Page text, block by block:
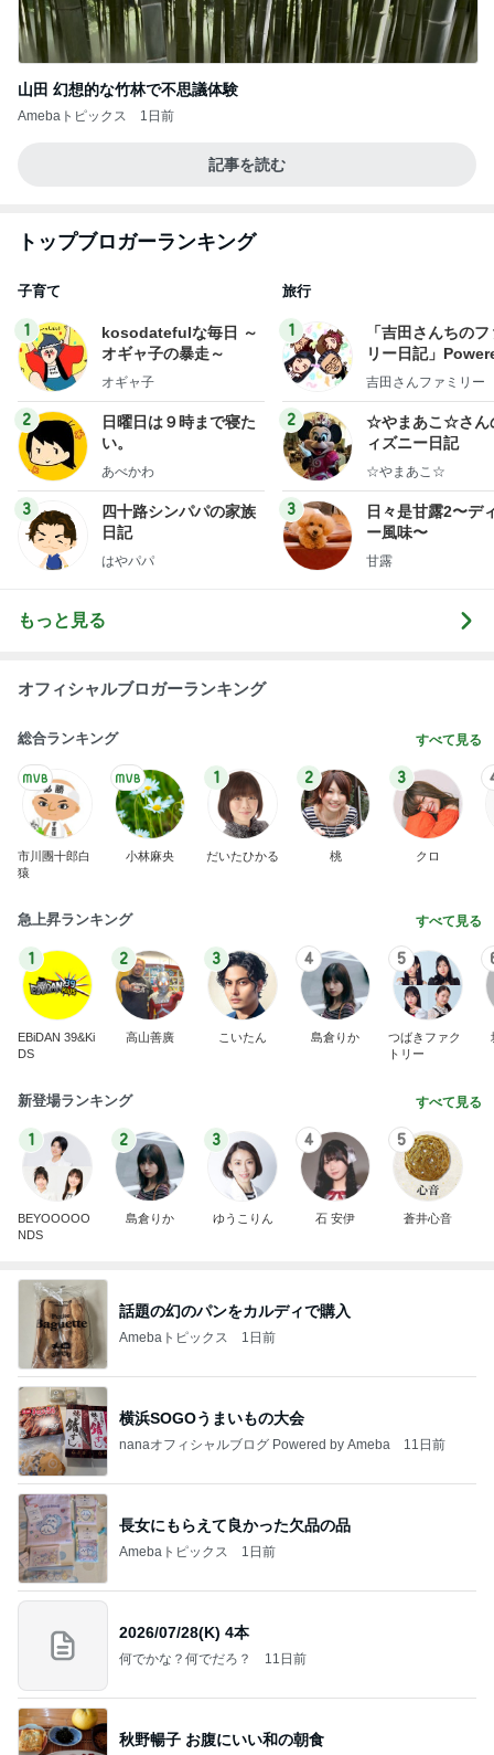
山田 幻想的な竹林で不思議体験
Amebaトピックス 1日前
記事を読む
トップブロガーランキング
子育て
1
kosodatefulな毎日 ～
オギャ子の暴走～
オギャ子
2
日曜日は９時まで寝た
い。
あべかわ
3
四十路シンパパの家族
日記
はやパパ
旅行
1
「吉田さんちの
リー日記」
y Ameba 吉田さ
ログ
吉田さんファミリー
2
☆やまあこ☆さん
ィズニー日記
☆やまあこ☆
3
日々是甘露2〜デ
ー風味〜
甘露
もっと見る
オフィシャルブロガーランキング
総合ランキング すべて見る
市川團十郎白
猿
小林麻央
1
だいたひかる
2
桃
3
クロ
急上昇ランキング すべて見る
1
EBiDAN 39&Ki
DS
2
高山善廣
3
こいたん
4
島倉りか
5
つばきファク
トリー
新登場ランキング すべて見る
1
BEYOOOOO
NDS
2
島倉りか
3
ゆうこりん
4
石 安伊
5
蒼井心音
話題の幻のパンをカルディで購入
Amebaトピックス 1日前
横浜SOGOうまいもの大会
nanaオフィシャルブログ Powered by Ameba 11日前
長女にもらえて良かった欠品の品
Amebaトピックス 1日前
2026/07/28(K) 4本
何でかな？何でだろ？ 11日前
秋野暢子 お腹にいい和の朝食